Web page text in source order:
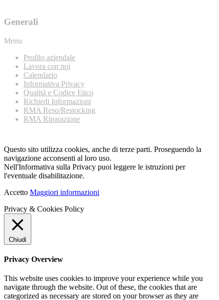
Generali
Menu
Profilo aziendale
Lavora con noi
Calendario
Informativa Privacy
Qualità e Codice Etico
Richiedi Informazioni
RMA Reso/Restocking
RMA Riparazione
Questo sito utilizza cookies, anche di terze parti. Proseguendo la
navigazione acconsenti al loro uso.
Nell'Informativa sulla Privacy puoi leggere le istruzioni per
l'eventuale disabilitazione.
Accetto Maggiori informazioni
Privacy & Cookies Policy
Chiudi
Privacy Overview
This website uses cookies to improve your experience while you
navigate through the website. Out of these, the cookies that are
categorized as necessary are stored on your browser as they are